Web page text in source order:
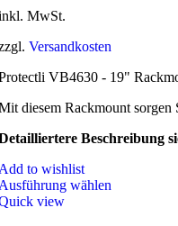
MwSt.
Versandkosten
VB4630 - 19"
diesem Rackmount
Beschreibung
to wishlist
wählen
view